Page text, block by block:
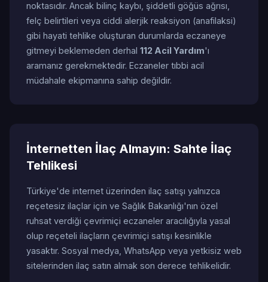
noktasıdır. Ancak bilinç kaybı, şiddetli göğüs ağrısı,
felç belirtileri veya ciddi alerjik reaksiyon (anafilaksi)
gibi hayati tehlike oluşturan durumlarda eczaneye
gitmeyi beklemeden derhal 112 Acil Yardım'ı
aramanız gerekmektedir. Eczaneler tıbbi acil
müdahale ekipmanına sahip değildir.
İnternetten İlaç Almayın: Sahte İlaç
Tehlikesi
Türkiye'de internet üzerinden ilaç satışı yalnızca
reçetesiz ilaçlar için ve Sağlık Bakanlığı'nın özel
ruhsat verdiği çevrimiçi eczaneler aracılığıyla yasal
olup reçeteli ilaçların çevrimiçi satışı kesinlikle
yasaktır. Sosyal medya, WhatsApp veya yetkisiz web
sitelerinden ilaç satın almak son derece tehlikelidir.